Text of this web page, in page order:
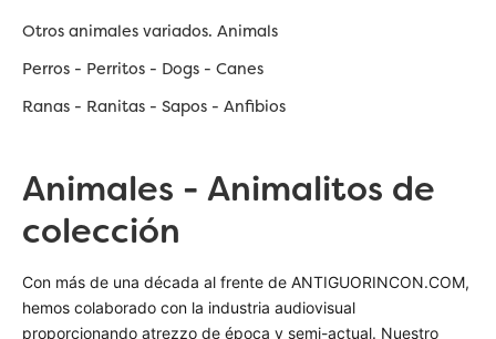
Otros animales variados. Animals
Perros - Perritos - Dogs - Canes
Ranas - Ranitas - Sapos - Anfibios
Animales - Animalitos de
colección
Con más de una década al frente de ANTIGUORINCON.COM,
hemos colaborado con la industria audiovisual
proporcionando atrezzo de época y semi-actual. Nuestro